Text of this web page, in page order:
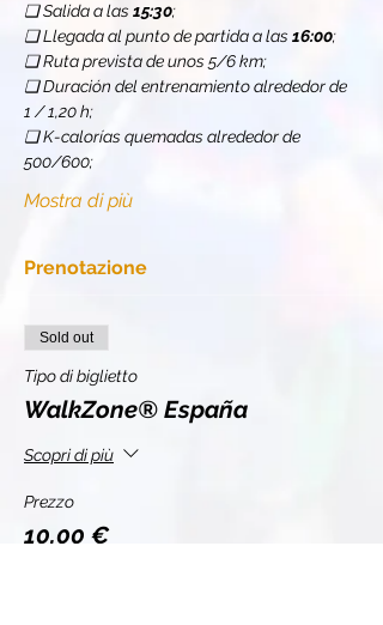
❏ Salida a las 15:30;
❏ Llegada al punto de partida a las 16:00;
❏ Ruta prevista de unos 5/6 km;
❏ Duración del entrenamiento alrededor de
1 / 1,20 h;
❏ K-calorías quemadas alrededor de
500/600;
Mostra di più
Prenotazione
Sold out
Tipo di biglietto
WalkZone® España
Scopri di più
Prezzo
10,00 €